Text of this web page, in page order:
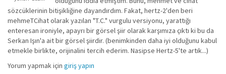
sözcüklerinin bitişikliğine dayandırdım. Fakat, hertz-2'den beri
mehmeTCihat olarak yazılan "T.C." vurgulu versiyonu, yarattığı
enteresan ironiyle, apayrı bir görsel şiir olarak karşımıza çıktı ki bu da
Serkan Işın'a ait bir görsel şiirdir. (benimkinden daha iyi olduğunu kabul
etmekle birlikte, orijinalini tercih ederim. Nasipse Hertz-5'te artık...)
Yorum yapmak için giriş yapın